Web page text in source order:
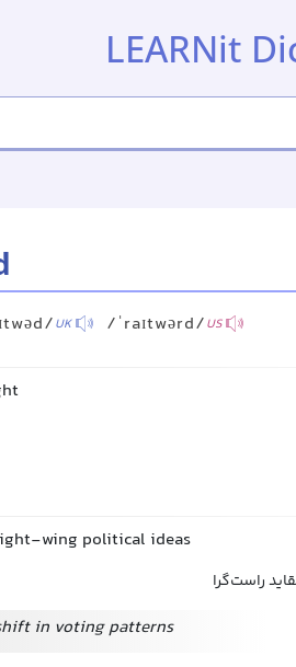
LEARNit
UK /ˈraɪtwərd/US
wing political ideas
راست‌گرا
in voting patterns